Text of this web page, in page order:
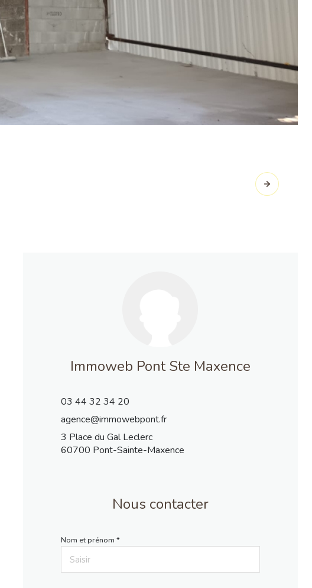
Immoweb Pont Ste Maxence
03 44 32 34 20
agence@immowebpont.fr
3 Place du Gal Leclerc
60700 Pont-Sainte-Maxence
Nous contacter
Nom et prénom *